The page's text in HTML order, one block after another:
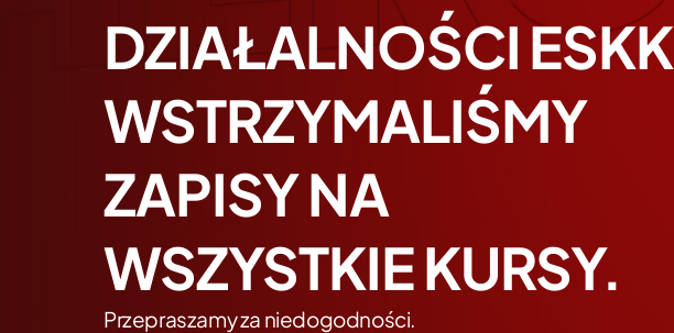
DZIAŁALNOŚCI ESKK
WSTRZYMALIŚMY
ZAPISY NA
WSZYSTKIE KURSY.
Przepraszamy za niedogodności.